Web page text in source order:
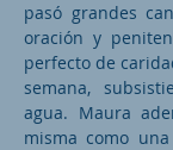
pasó grandes
oración y
perfecto de
semana,
agua. Maura
misma como